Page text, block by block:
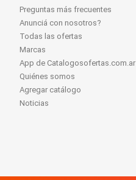
Preguntas más frecuentes
Anunciá con nosotros?
Todas las ofertas
Marcas
App de Catalogosofertas.com.ar
Quiénes somos
Agregar catálogo
Noticias